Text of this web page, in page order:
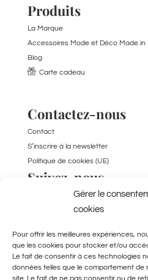
Gérer le
cookies
Pour offrir les meilleures expériences,
que les cookies pour stocker et/ou
Le fait de consentir à ces technologies
données telles que le comportement de
Produits
La Marque
Accessoires Mode et Déco Made in
Blog
Carte cadeau
Contactez-nous
Contact
S’inscrire à la newsletter
Politique de cookies (UE)
Suivez-nous
TikTok